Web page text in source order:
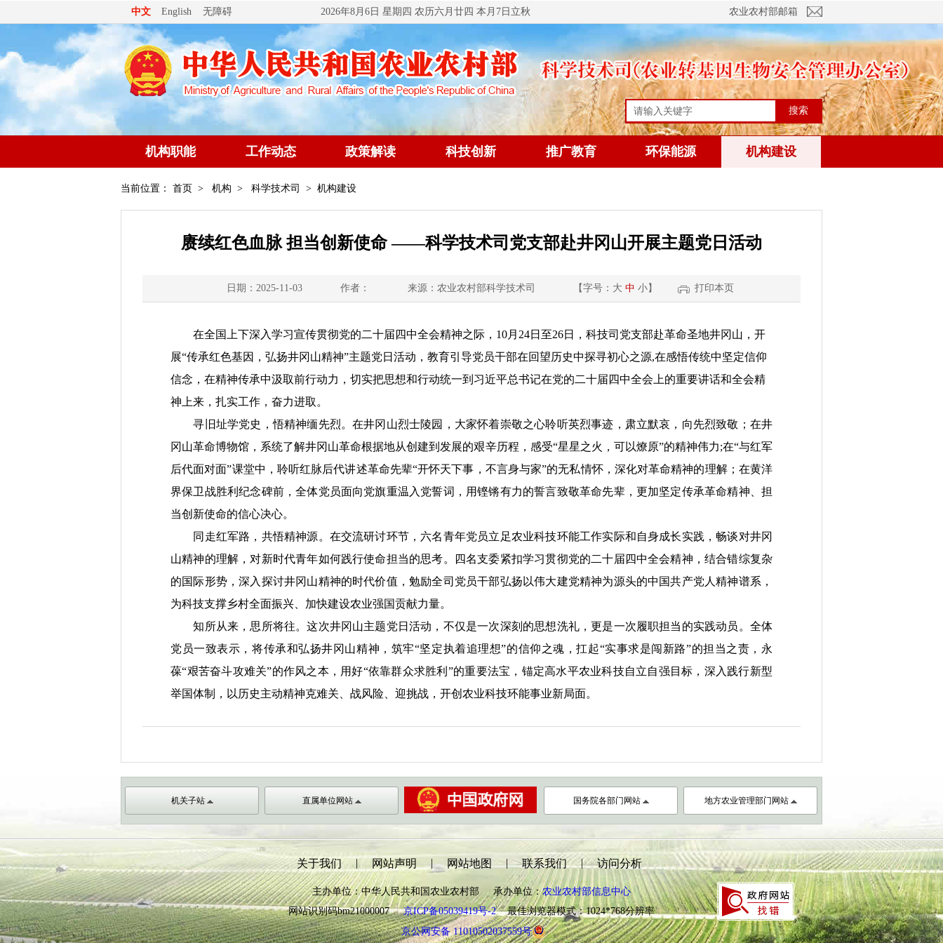
中文 English 无障碍 2026年8月6日 星期四 农历六月廿四 本月7日立秋 农业农村部邮箱
搜索
机构职能 工作动态 政策解读 科技创新 推广教育 环保能源 机构建设
当前位置： 首页 > 机构 > 科学技术司 > 机构建设
赓续红色血脉 担当创新使命 ——科学技术司党支部赴井冈山开展主题党日活动
日期：2025-11-03 作者： 来源：农业农村部科学技术司 【字号： 大 中 小】 打印本页
在全国上下深入学习宣传贯彻党的二十届四中全会精神之际 ， 10月 24日至26日， 科技司党支部赴革命圣地井冈山，开
展“传承红色基因，弘扬井冈山精神”主题党日活动，教育引导党员干部在回望历史中探寻初心之源,在感悟传统中坚定信仰
信念，在精神传承中汲取前行动力，切实把思想和行动统一到习近平总书记在党的二十届四中全会上的重要讲话和全会精
神上来，扎实工作，奋力进取。
寻旧址学党史，悟精神缅先烈。在井冈山烈士陵园，大家怀着崇敬之心聆听英烈事迹，肃立默哀，向先烈致敬；在井
冈山革命博物馆，系统了解井冈山革命根据地从创建到发展的艰辛历程，感受“星星之火，可以燎原”的精神伟力;在“与红军
后代面对面”课堂中，聆听红脉后代讲述革命先辈“开怀天下事，不言身与家”的无私情怀，深化对革命精神的理解；在黄洋
界保卫战胜利纪念碑前，全体党员面向党旗重温入党誓词，用铿锵有力的誓言致敬革命先辈，更加坚定传承革命精神、担
当创新使命的信心决心。
同走红军路，共悟精神源。在交流研讨环节，六名青年党员立足农业科技环能工作实际和自身成长实践，畅谈对井冈
山精神的理解，对新时代青年如何践行使命担当的思考。四名支委紧扣学习贯彻党的二十届四中全会精神，结合错综复杂
的国际形势，深入探讨井冈山精神的时代价值，勉励全司党员干部弘扬以伟大建党精神为源头的中国共产党人精神谱系，
为科技支撑乡村全面振兴、加快建设农业强国贡献力量。
知所从来，思所将往。这次井冈山主题党日活动，不仅是一次深刻的思想洗礼，更是一次履职担当的实践动员。全体
党员一致表示，将传承和弘扬井冈山精神， 筑牢“坚定执着追理想”的信仰之魂，扛起“实事求是闯新路”的担当之责 ， 永
葆“艰苦奋斗攻难关”的作风之本，用好“依靠群众求胜利”的重要法宝，锚定高水平农业科技自立自强目标，深入践行新型
举国体制，以历史主动精神克难关、战风险、迎挑战，开创农业科技环能事业新局面。
机关子站 直属单位网站 国务院各部门网站 地方农业管理部门网站
关于我们 | 网站声明 | 网站地图 | 联系我们 | 访问分析
主办单位：中华人民共和国农业农村部 承办单位：农业农村部信息中心
网站识别码bm21000007京ICP备05039419号-2最佳浏览器模式：1024*768分辨率
京公网安备 11010502037559号